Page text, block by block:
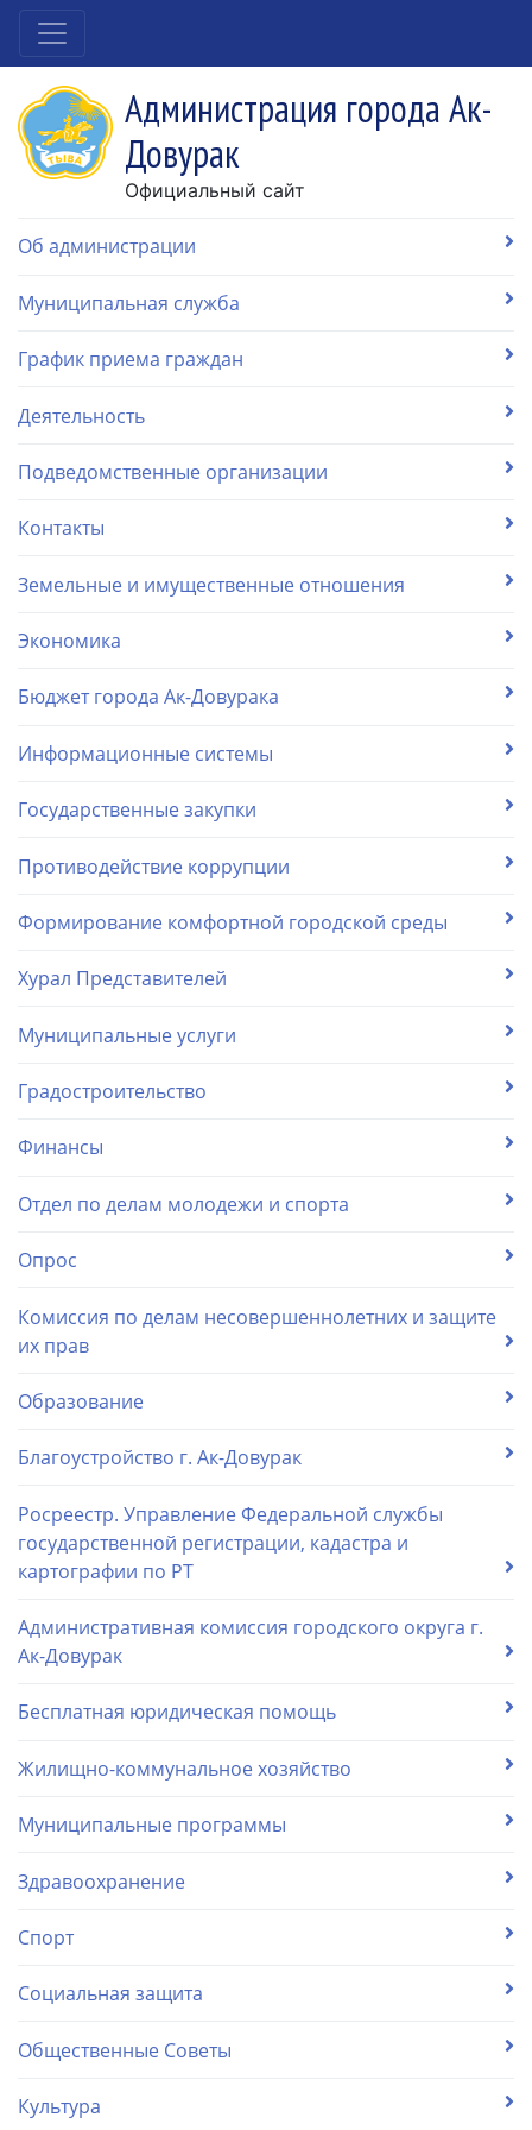
Администрация города Ак-
Довурак
Официальный сайт
Об администрации
Муниципальная служба
График приема граждан
Деятельность
Подведомственные организации
Контакты
Земельные и имущественные отношения
Экономика
Бюджет города Ак-Довурака
Информационные системы
Государственные закупки
Противодействие коррупции
Формирование комфортной городской среды
Хурал Представителей
Муниципальные услуги
Градостроительство
Финансы
Отдел по делам молодежи и спорта
Опрос
Комиссия по делам несовершеннолетних и защите
их прав
Образование
Благоустройство г. Ак-Довурак
Росреестр. Управление Федеральной службы
государственной регистрации, кадастра и
картографии по РТ
Административная комиссия городского округа г.
Ак-Довурак
Бесплатная юридическая помощь
Жилищно-коммунальное хозяйство
Муниципальные программы
Здравоохранение
Спорт
Социальная защита
Общественные Советы
Культура